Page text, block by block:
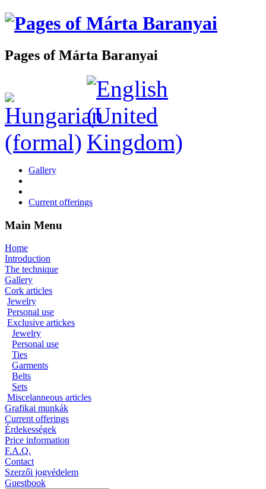
Pages of Márta Baranyai
Gallery
Current offerings
Main Menu
Home
Introduction
The technique
Gallery
Cork articles
Jewelry
Personal use
Exclusive artickes
Jewelry
Personal use
Ties
Garments
Belts
Sets
Miscelanneous articles
Grafikai munkák
Current offerings
Érdekességek
Price information
F.A.Q.
Contact
Szerzői jogvédelem
Guestbook